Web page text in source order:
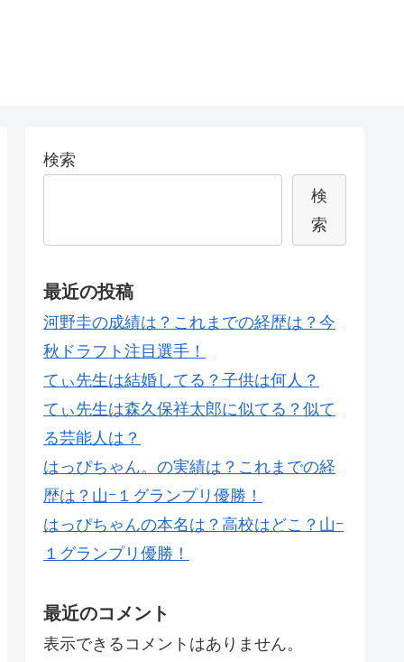
検索
検
索
最近の投稿
河野圭の成績は？これまでの経歴は？今
秋ドラフト注目選手！
てぃ先生は結婚してる？子供は何人？
てぃ先生は森久保祥太郎に似てる？似て
る芸能人は？
はっぴちゃん。の実績は？これまでの経
歴は？山ｰ１グランプリ優勝！
はっぴちゃんの本名は？高校はどこ？山ｰ
１グランプリ優勝！
最近のコメント
表示できるコメントはありません。